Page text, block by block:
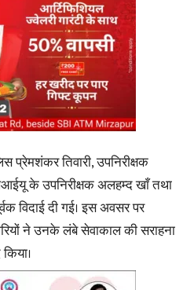
प्रेमशंकर तिवारी, उपनिरीक्षक
के उपनिरीक्षक अलहम्द खाँ तथा
विदाई दी गई। इस अवसर पर
ने उनके लंबे सेवाकाल की सराहना